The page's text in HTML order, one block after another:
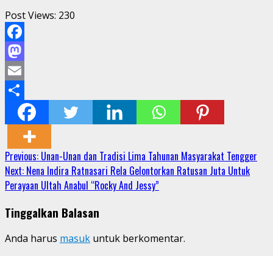
Post Views: 230
Facebook
Mastodon
Email
Share
Continue
Reading
Previous: Unan-Unan dan Tradisi Lima Tahunan Masyarakat Tengger
Next: Nena Indira Ratnasari Rela Gelontorkan Ratusan Juta Untuk
Perayaan Ultah Anabul “Rocky And Jessy”
Tinggalkan Balasan
Anda harus masuk untuk berkomentar.